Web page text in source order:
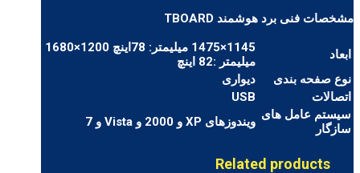
مشخصات فنی برد هوشمند TBOARD
ابعاد
1145×1475 میلیمتر: 78اینچ 1200×1680
میلیمتر :82 اینچ
نوع صفحه بندی
دیواری
اتصالات
USB
سیستم عامل های
سازگار
ویندوزهای XP و 2000 و Vista و 7
Related products